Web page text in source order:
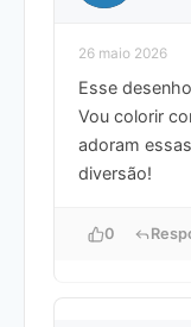
26 maio 2026
Esse
Vou colorir
adoram
diversão!
0